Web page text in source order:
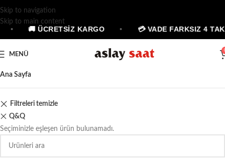
Skip to navigation
Skip to main content
• 🚚 ÜCRETSİZ KARGO • 💳 VADE FARKSIZ 4
MENÜ
Ana Sayfa
Filtreleri temizle
Q&Q
Seçiminizle eşleşen ürün bulunamadı.